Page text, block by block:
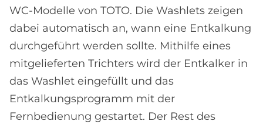
WC-Modelle von TOTO. Die Washlets zeigen
dabei automatisch an, wann eine Entkalkung
durchgeführt werden sollte. Mithilfe eines
mitgelieferten Trichters wird der Entkalker in
das Washlet eingefüllt und das
Entkalkungsprogramm mit der
Fernbedienung gestartet. Der Rest des